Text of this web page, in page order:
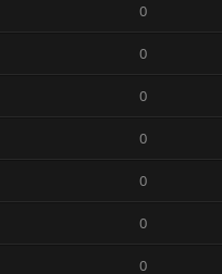
0
0
0
0
0
0
0